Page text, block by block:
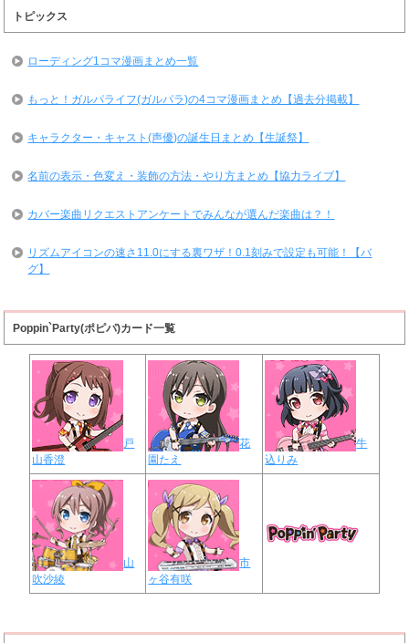
トピックス
ローディング1コマ漫画まとめ一覧
もっと！ガルパライフ(ガルパラ)の4コマ漫画まとめ【過去分掲載】
キャラクター・キャスト(声優)の誕生日まとめ【生誕祭】
名前の表示・色変え・装飾の方法・やり方まとめ【協力ライブ】
カバー楽曲リクエストアンケートでみんなが選んだ楽曲は？！
リズムアイコンの速さ11.0にする裏ワザ！0.1刻みで設定も可能！【バ
グ】
Poppin`Party(ポピパ)カード一覧
戸
山香澄
花
園たえ
牛
込りみ
山
吹沙綾
市
ヶ谷有咲